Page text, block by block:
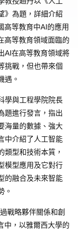
為題，詳細介紹
高等教育中AI的應用
高等教育領域面臨的
AI在高等教育領域將
挑戰，但也帶來個
遇。
學與工程學院院長
題進行發言，指出
海量的數據、強大
中介紹了人工智能
類型和技術本質，
模型應用及它對行
的融合及未來智能
。
戰略夥伴關係和創
中，以雅爾西大學的